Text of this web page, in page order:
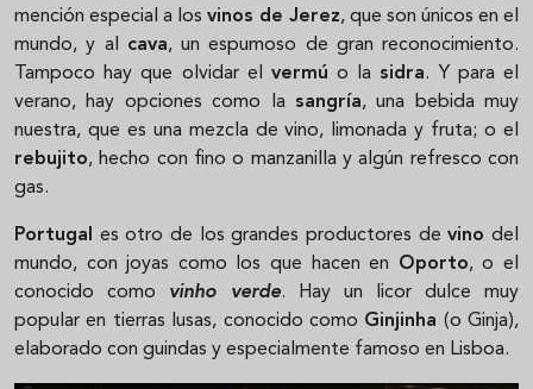
mención especial a los vinos de Jerez, que son únicos en el
mundo, y al cava, un espumoso de gran reconocimiento.
Tampoco hay que olvidar el vermú o la sidra. Y para el
verano, hay opciones como la sangría, una bebida muy
nuestra, que es una mezcla de vino, limonada y fruta; o el
rebujito, hecho con fino o manzanilla y algún refresco con
gas.
Portugal es otro de los grandes productores devino del
mundo, con joyas como los que hacen en Oporto, o el
conocido como vinho verde. Hay un licor dulce muy
popular en tierras lusas, conocido como Ginjinha (o Ginja),
elaborado con guindas y especialmente famoso en Lisboa.